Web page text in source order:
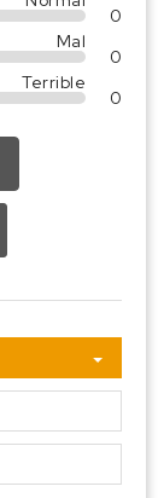
0
Mal
0
Terrible
0